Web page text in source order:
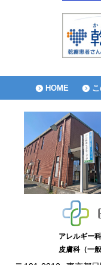
HOME
アレルギー
皮膚科（一